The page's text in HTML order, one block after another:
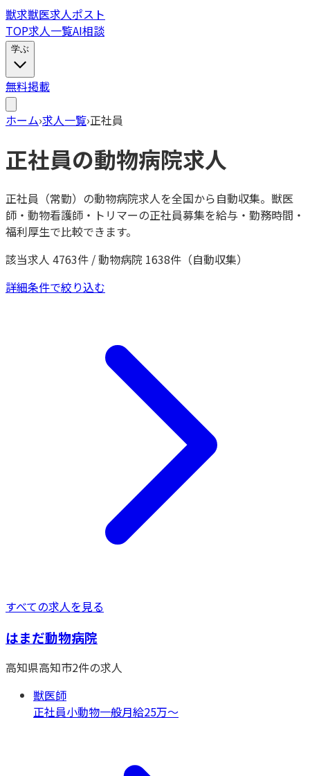
獣求獣医求人ポスト
TOP求人一覧AI相談
学ぶ
無料掲載
ホーム›求人一覧›正社員
正社員の動物病院求人
正社員（常勤）の動物病院求人を全国から自動収集。獣医
師・動物看護師・トリマーの正社員募集を給与・勤務時間・
福利厚生で比較できます。
該当求人 4763件 / 動物病院 1638件（自動収集）
詳細条件で絞り込む
すべての求人を見る
はまだ動物病院
高知県高知市2件の求人
獣医師
正社員小動物一般月給25万〜